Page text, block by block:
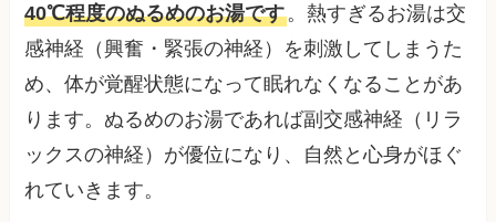
40℃程度のぬるめのお湯です。熱すぎるお湯は交
感神経（興奮・緊張の神経）を刺激してしまうた
め、体が覚醒状態になって眠れなくなることがあ
ります。ぬるめのお湯であれば副交感神経（リラ
ックスの神経）が優位になり、自然と心身がほぐ
れていきます。